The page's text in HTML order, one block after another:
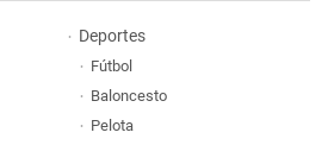
Deportes
Fútbol
Baloncesto
Pelota